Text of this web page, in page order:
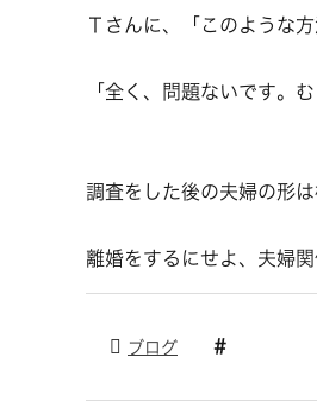
Ｔさんに、「このような
「全く、問題ないです。
調査をした後の夫婦の形は
離婚をするにせよ、夫婦
ブログ